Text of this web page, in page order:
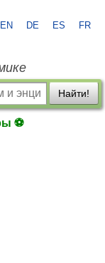
EN DE ES FR
Найти!
⚽